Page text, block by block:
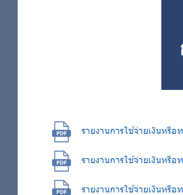
รายงานการใช้จ่ายเงินหรื
รายงานการใช้จ่ายเงินหรื
รายงานการใช้จ่ายเงินหรื